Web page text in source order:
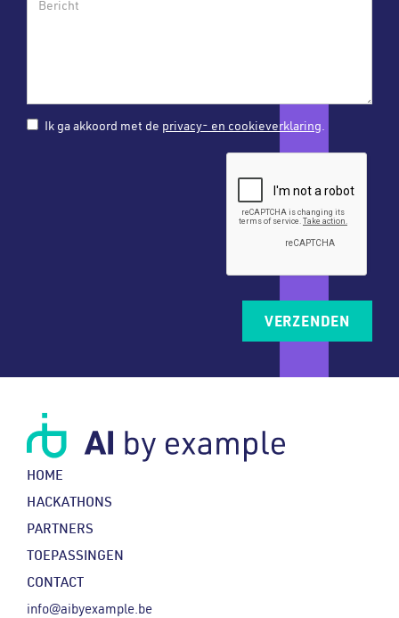
Ik ga akkoord met de privacy- en cookieverklaring.
HOME
HACKATHONS
PARTNERS
TOEPASSINGEN
CONTACT
info@aibyexample.be